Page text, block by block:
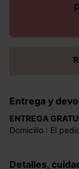
Entrega y
ENTREGA
Domicilio : El
Mondial Relay :
Detalles,